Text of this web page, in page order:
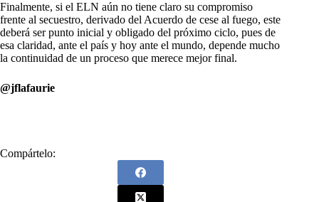
Finalmente, si el ELN aún no tiene claro su compromiso
frente al secuestro, derivado del Acuerdo de cese al fuego, este
deberá ser punto inicial y obligado del próximo ciclo, pues de
esa claridad, ante el país y hoy ante el mundo, depende mucho
la continuidad de un proceso que merece mejor final.
@jflafaurie
Compártelo: